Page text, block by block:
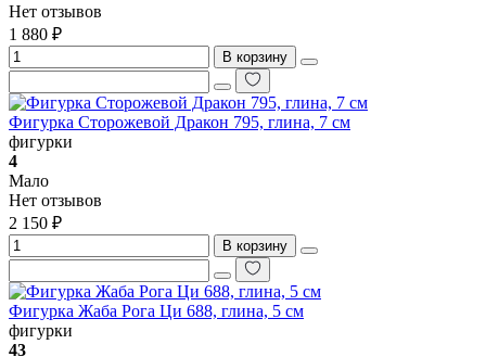
Нет отзывов
1 880 ₽
В корзину
Фигурка Сторожевой Дракон 795, глина, 7 см
фигурки
4
Мало
Нет отзывов
2 150 ₽
В корзину
Фигурка Жаба Рога Ци 688, глина, 5 см
фигурки
43